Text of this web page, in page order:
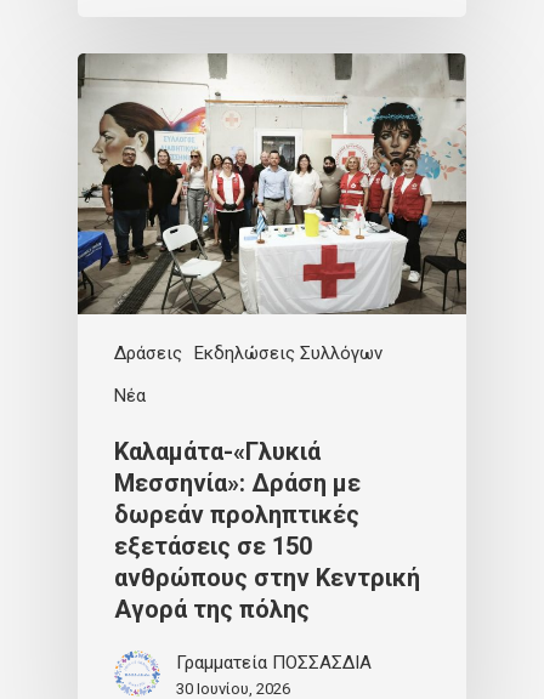
Δράσεις
Εκδηλώσεις Συλλόγων
Νέα
Καλαμάτα-«Γλυκιά
Μεσσηνία»: Δράση με
δωρεάν προληπτικές
εξετάσεις σε 150
ανθρώπους στην Κεντρική
Αγορά της πόλης
Γραμματεία ΠΟΣΣΑΣΔΙΑ
30 Ιουνίου, 2026